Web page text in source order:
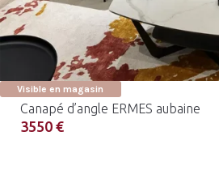
Visible en magasin
Canapé d’angle ERMES aubaine
3550 €